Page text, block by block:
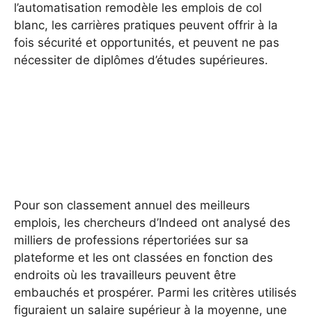
l’automatisation remodèle les emplois de col
blanc, les carrières pratiques peuvent offrir à la
fois sécurité et opportunités, et peuvent ne pas
nécessiter de diplômes d’études supérieures.
Pour son classement annuel des meilleurs
emplois, les chercheurs d’Indeed ont analysé des
milliers de professions répertoriées sur sa
plateforme et les ont classées en fonction des
endroits où les travailleurs peuvent être
embauchés et prospérer. Parmi les critères utilisés
figuraient un salaire supérieur à la moyenne, une